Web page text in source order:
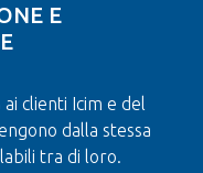
E
clienti Icim e del
dalla stessa
tra di loro.